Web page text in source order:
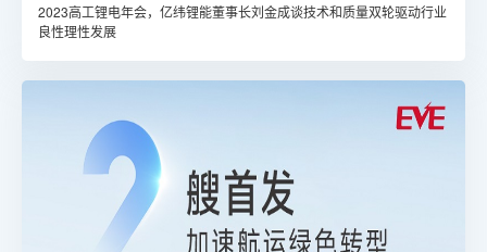
2023高工锂电年会，亿纬锂能董事长刘金成谈技术和质量双轮驱动行业
良性理性发展